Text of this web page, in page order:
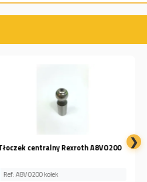
KOMPLET TŁOCZKÓW REXROTH
Ref: A6VM80DA2/63W tłoczk
❯